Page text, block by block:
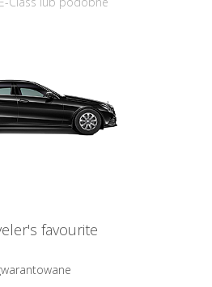
favourite